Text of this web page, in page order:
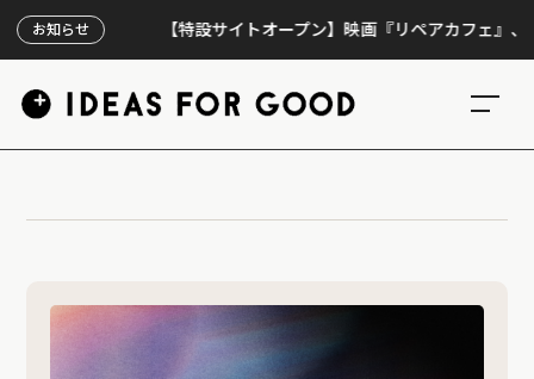
お知らせ 【特設サイトオープン】映画『リペアカフェ』、上映